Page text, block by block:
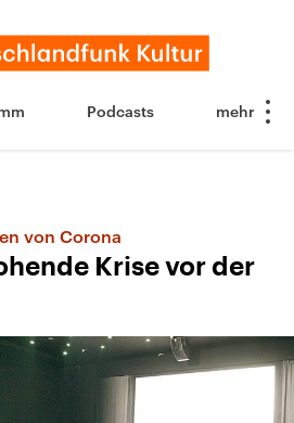
Podcasts
von Corona
Krise vor der